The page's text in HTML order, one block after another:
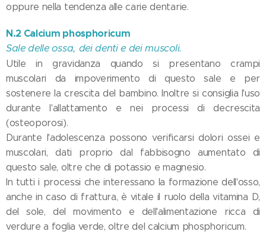
oppure nella tendenza alle carie dentarie.
N.2 Calcium phosphoricum
Sale delle ossa, dei denti e dei muscoli.
Utile in gravidanza quando si presentano crampi
muscolari da impoverimento di questo sale e per
sostenere la crescita del bambino. Inoltre si consiglia l'uso
durante l'allattamento e nei processi di decrescita
(osteoporosi).
Durante l'adolescenza possono verificarsi dolori ossei e
muscolari, dati proprio dal fabbisogno aumentato di
questo sale, oltre che di potassio e magnesio.
In tutti i processi che interessano la formazione dell'osso,
anche in caso di frattura, è vitale il ruolo della vitamina D,
del sole, del movimento e dell'alimentazione ricca di
verdure a foglia verde, oltre del calcium phosphoricum.